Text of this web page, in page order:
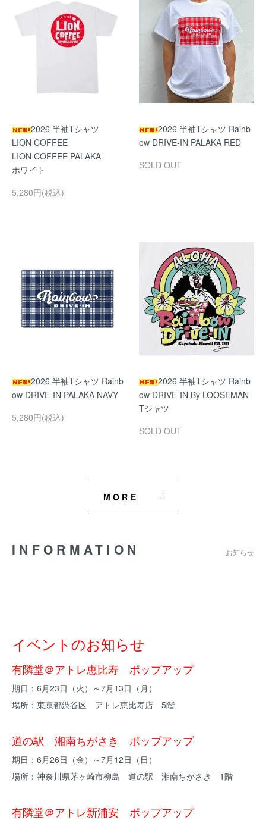
2026 半袖Tシャツ
LION COFFEE
LION COFFEE PALAKA
ホワイト
5,280円(税込)
2026 半袖Tシャツ Rainb
ow DRIVE-IN PALAKA RED
SOLD OUT
2026 半袖Tシャツ Rainb
ow DRIVE-IN PALAKA NAVY
5,280円(税込)
2026 半袖Tシャツ Rainb
ow DRIVE-IN By LOOSEMAN
Tシャツ
SOLD OUT
MORE
INFORMATION お知らせ
イベントのお知らせ
有隣堂＠アトレ恵比寿 ポップアップ
期日：6月23日（火）～7月13日（月）
場所：東京都渋谷区 アトレ恵比寿店 5階
道の駅 湘南ちがさき ポップアップ
期日：6月26日（金）～7月12日（日）
場所：神奈川県茅ヶ崎市柳島 道の駅 湘南ちがさき 1階
有隣堂＠アトレ新浦安 ポップアップ